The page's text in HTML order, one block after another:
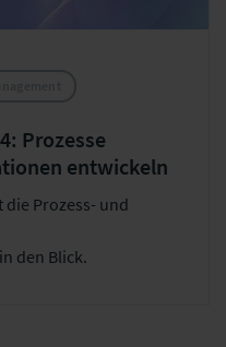
Prozesse
entwickeln
Prozess- und
den Blick.